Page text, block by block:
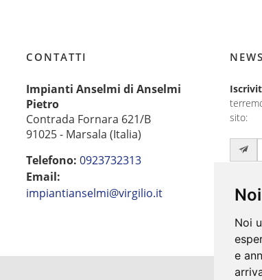
Noi
e
CONTATTI
Impianti Anselmi di Anselmi
Pietro
Contrada Fornara 621/B
91025 - Marsala (Italia)
Telefono: 0923732313
Email:
impiantianselmi@virgilio.it
sito: